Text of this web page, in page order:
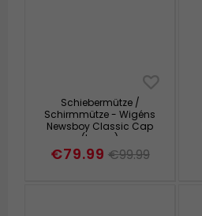
Schiebermütze /
Schirmmütze - Wigéns
Newsboy Classic Cap
(braun)
€79.99 €99.99